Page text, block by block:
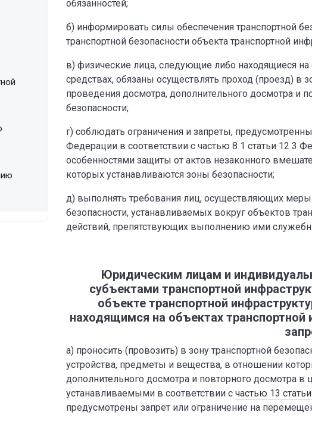
обязанностей;
б) информировать силы обеспечения транспортной
транспортной безопасности объекта транспортной
в) физические лица, следующие либо находящиеся на
средствах, обязаны осуществлять проход (проезд) в
проведения досмотра, дополнительного досмотра и
безопасности;
г) соблюдать ограничения и запреты,
Федерации в соответствии с частью 8 1 статьи 12 3
особенностями защиты от актов незаконного
которых устанавливаются зоны безопасности;
д) выполнять требования лиц, осуществляющих
безопасности, устанавливаемых вокруг объектов
действий, препятствующих выполнению ими
Юридическим лицам и
субъектами транспортной
объекте транспортной
находящимся на объектах транспортной
а) проносить (провозить) в зону транспортной
устройства, предметы и вещества, в отношении
дополнительного досмотра и повторного досмотра в
устанавливаемыми в соответствии с частью 13
предусмотрены запрет или ограничение на